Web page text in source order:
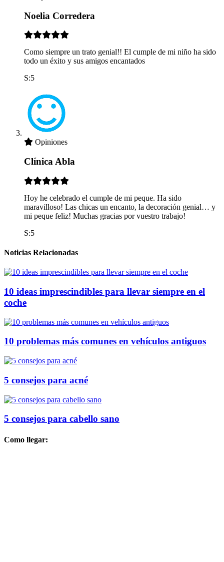
Noelia Corredera
Como siempre un trato genial!! El cumple de mi niño ha sido
todo un éxito y sus amigos encantados
S:5
Opiniones
Clínica Abla
Hoy he celebrado el cumple de mi peque. Ha sido
maravilloso! Las chicas un encanto, la decoración genial… y
mi peque feliz! Muchas gracias por vuestro trabajo!
S:5
Noticias Relacionadas
10 ideas imprescindibles para llevar siempre en el
coche
10 problemas más comunes en vehículos antiguos
5 consejos para acné
5 consejos para cabello sano
Como llegar: